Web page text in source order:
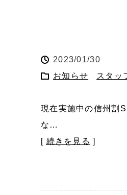
2023/01/30
お知らせ
スタッ
現在実施中の信州割
な…
[ 続きを見る ]